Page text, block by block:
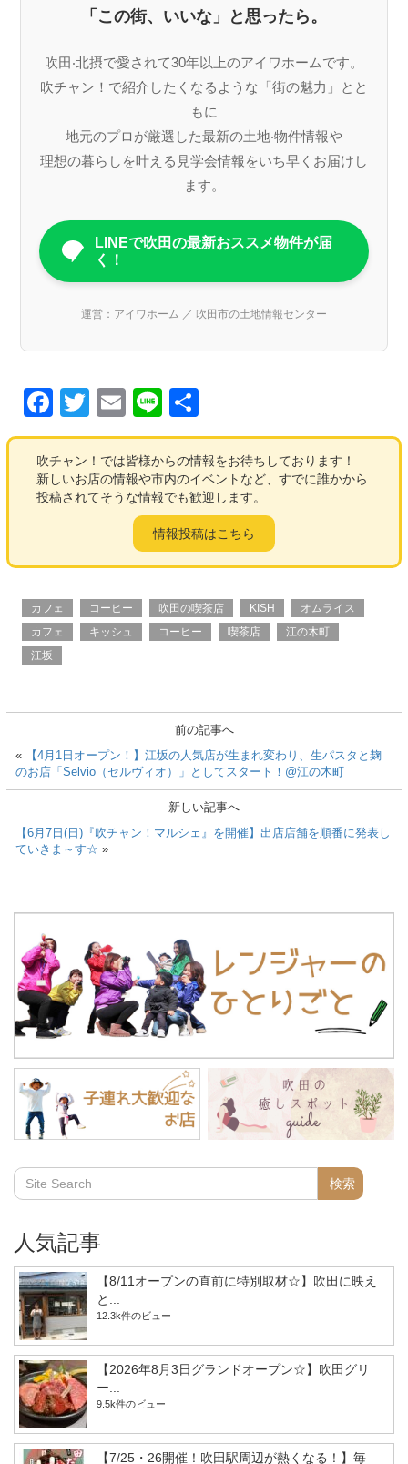
「この街、いいな」と思ったら。
吹⽥‧北摂で愛されて30年以上のアイワホームです。
吹チャン！で紹介したくなるような「街の魅⼒」とと
もに
地元のプロが厳選した最新の⼟地‧物件情報や
理想の暮らしを叶える⾒学会情報をいち早くお届けし
ます。
LINEで吹田の最新おススメ物件が届
く！
運営：アイワホーム ／ 吹田市の土地情報センター
F
a
c
e
o
k
T
wi
tt
er
E
m
ail
Li
n
e
有
吹チャン！では皆様からの情報をお待ちしております！
新しいお店の情報や市内のイベントなど、すでに誰かから
投稿されてそうな情報でも歓迎します。
情報投稿はこちら
カフェ コーヒー 吹田の喫茶店 KISH
オムライス
カフェ
キッシュ コーヒー 喫茶店
江の木町
江坂
前の記事へ
«
【4月1日オープン！】江坂の人気店が生まれ変わり、生パスタと麹
のお店「Selvio（セルヴィオ）」としてスタート！@江の木町
新しい記事へ
【6月7日(日)『吹チャン！マルシェ』を開催】出店店舗を順番に発表し
ていきま～す☆ »
人気記事
【8/11オープンの直前に特別取材☆】吹田に映え
と...
12.3k件のビュー
【2026年8月3日グランドオープン☆】吹田グリ
ー...
9.5k件のビュー
【7/25・26開催！吹田駅周辺が熱くなる！】毎